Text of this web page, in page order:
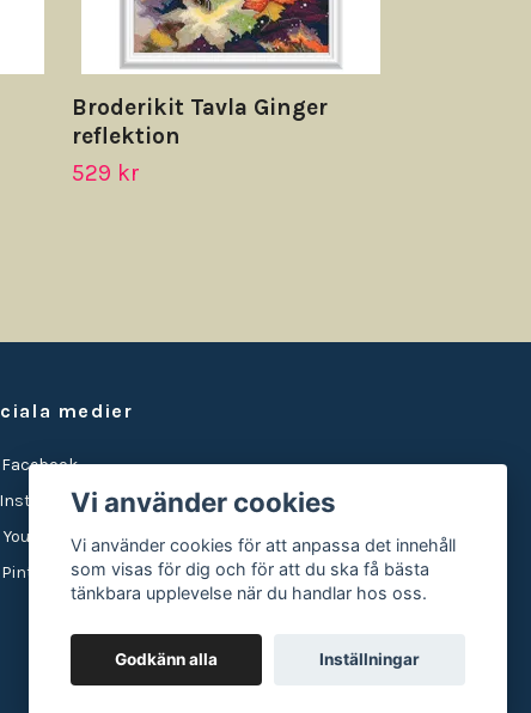
Broderikit Tavla Ginger
reflektion
529 kr
medier
Facebook
Instagram
YouTube
Pinterest
Vi använder cookies
Vi använder cookies för att anpassa det innehåll
som visas för dig och för att du ska få bästa
tänkbara upplevelse när du handlar hos oss.
Godkänn alla Inställningar